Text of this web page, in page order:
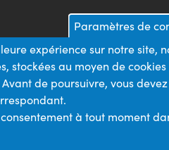
Paramètres de
expérience sur notre site,
stockées au moyen de
de poursuivre, vous
à tout moment